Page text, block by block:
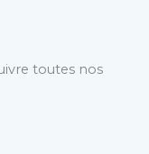
toutes nos